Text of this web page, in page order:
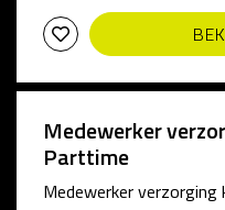
Medewerker
Parttime
Medewerker